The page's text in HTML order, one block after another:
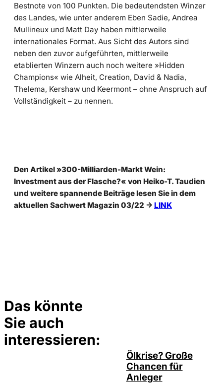
Bestnote von 100 Punkten. Die bedeutendsten Winzer
des Landes, wie unter anderem Eben Sadie, Andrea
Mullineux und Matt Day haben mittlerweile
internationales Format. Aus Sicht des Autors sind
neben den zuvor aufgeführten, mittlerweile
etablierten Winzern auch noch weitere »Hidden
Champions« wie Alheit, Creation, David & Nadia,
Thelema, Kershaw und Keermont – ohne Anspruch auf
Vollständigkeit – zu nennen.
Den Artikel »300-Milliarden-Markt Wein:
Investment aus der Flasche?« von Heiko-T. Taudien
und weitere spannende Beiträge lesen Sie in dem
aktuellen Sachwert Magazin 03/22 -> LINK
Das könnte
Sie auch
interessieren:
Ölkrise? Große
Chancen für
Anleger